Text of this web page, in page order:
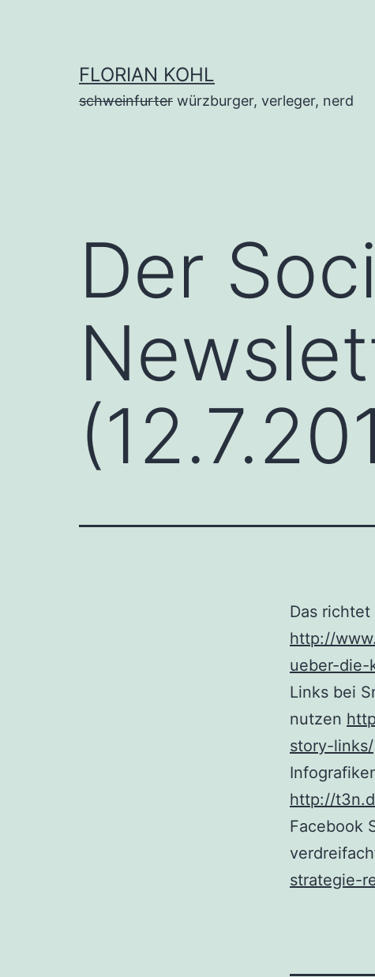
FLORIAN KOHL
schweinfurter würzburger, verleger, nerd
Der
Das
http://
ueber-die-
Links bei
nutzen
story-links/
http://
Facebook
strategie-